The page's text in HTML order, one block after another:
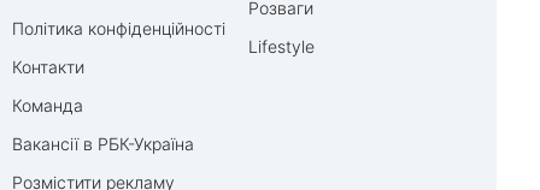
Політика конфіденційності
Контакти
Команда
Вакансії в РБК-Україна
Розмістити рекламу
Розваги
Lifestyle